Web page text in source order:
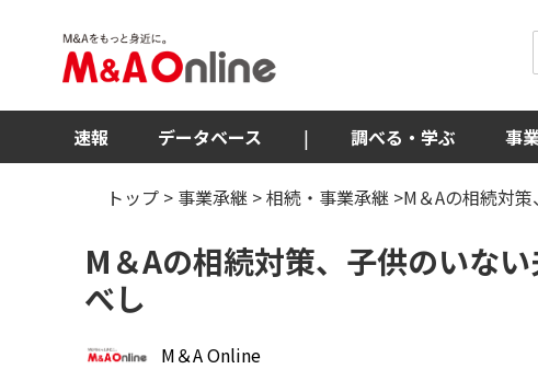
速報 データベース | 調べる・学ぶ 事
トップ > 事業承継 >相続・事業承継 >M＆Aの相続対
M＆Aの相続対策、子供のいな
べし
M＆A Online